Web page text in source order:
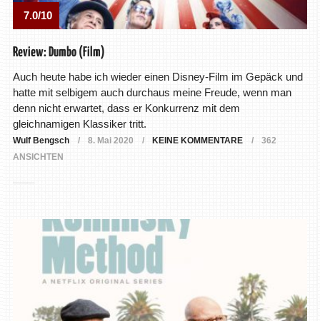
7.0/10
Review: Dumbo (Film)
Auch heute habe ich wieder einen Disney-Film im Gepäck und
hatte mit selbigem auch durchaus meine Freude, wenn man
denn nicht erwartet, dass er Konkurrenz mit dem
gleichnamigen Klassiker tritt.
Wulf Bengsch 8. Mai 2020 KEINE KOMMENTARE
362
ANSICHTEN